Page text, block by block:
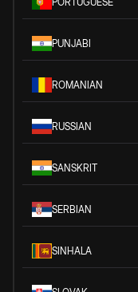
PUNJABI
ROMANIAN
RUSSIAN
SANSKRIT
SERBIAN
SINHALA